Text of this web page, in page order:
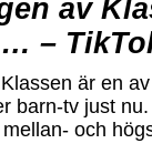
av
–
är en
barn-tv just
och